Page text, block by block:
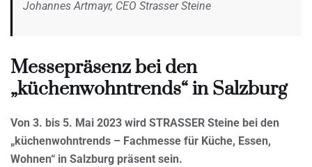
Johannes Artmayr, CEO Strasser Steine
Messepräsenz bei den
„küchenwohntrends“ in Salzburg
Von 3. bis 5. Mai 2023 wird STRASSER Steine bei den
„küchenwohntrends – Fachmesse für Küche, Essen,
Wohnen“ in Salzburg präsent sein.